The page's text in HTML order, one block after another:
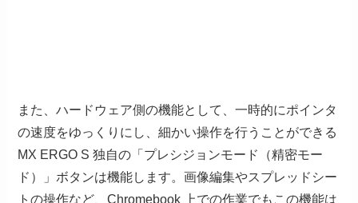
また、ハードウェア側の機能として、一時的にポインタ
の速度をゆっくりにし、細かい操作を行うことができる
MX ERGO S 独自の「プレシジョンモード（精密モー
ド）」ボタンは機能します。画像編集やスプレッドシー
トの操作など、Chromebook 上での作業でもこの機能は